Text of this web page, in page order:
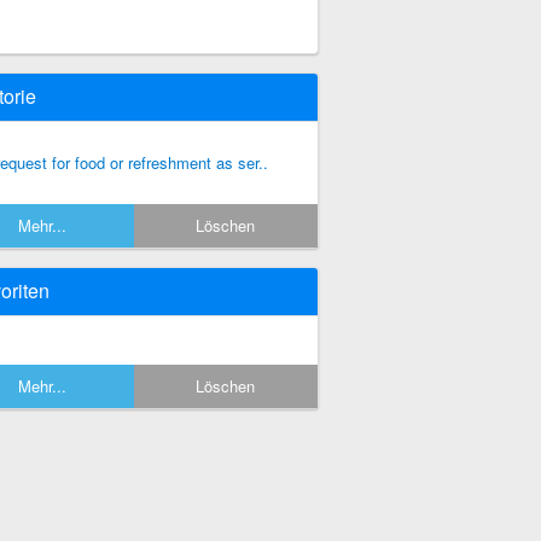
for food or refreshment as ser..
Mehr... Löschen
Mehr... Löschen